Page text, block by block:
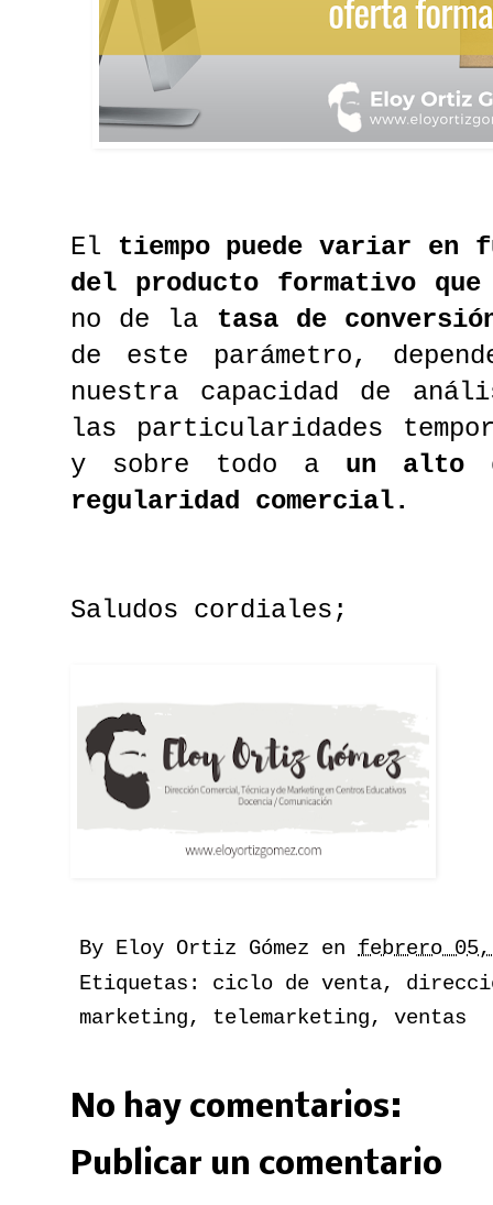
El tiempo puede variar
del producto formativo que
no de la tasa de
de este parámetro,
nuestra capacidad de
las particularidades
y sobre todo a un alto
regularidad comercial.
Saludos cordiales;
By Eloy Ortiz Gómez en febrero 05,
Etiquetas: ciclo de venta,
marketing, telemarketing, ventas
No hay comentarios:
Publicar un comentario